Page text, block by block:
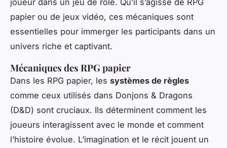
papier ou de jeux vidéo, ces mécaniques sont
essentielles pour immerger les participants dans un
univers riche et captivant.
Mécaniques des RPG papier
Dans les RPG papier, les systèmes de règles
comme ceux utilisés dans Donjons & Dragons
(D&D) sont cruciaux. Ils déterminent comment les
joueurs interagissent avec le monde et comment
l’histoire évolue. L’imagination et le récit jouent un